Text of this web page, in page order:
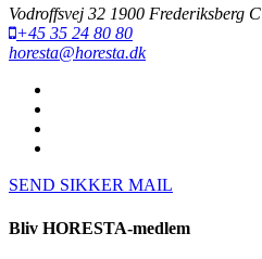
Vodroffsvej 32 1900 Frederiksberg C
+45 35 24 80 80
horesta@horesta.dk
SEND SIKKER MAIL
Bliv HORESTA-medlem